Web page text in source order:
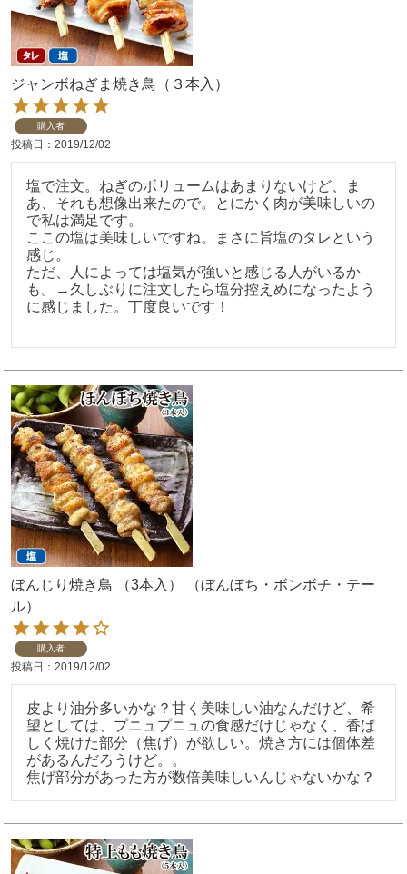
ジャンボねぎま焼き鳥（３本入）
購入者
投稿日 2019/12/02
塩で注文。ねぎのボリュームはあまりないけど、ま
あ、それも想像出来たので。とにかく肉が美味しいの
で私は満足です。
ここの塩は美味しいですね。まさに旨塩のタレという
感じ。
ただ、人によっては塩気が強いと感じる人がいるか
も。→久しぶりに注文したら塩分控えめになったよう
に感じました。丁度良いです！
ぼんじり焼き鳥 （3本入） （ぼんぼち・ボンボチ・テー
ル）
購入者
投稿日 2019/12/02
皮より油分多いかな？甘く美味しい油なんだけど、希
望としては、プニュプニュの食感だけじゃなく、香ば
しく焼けた部分（焦げ）が欲しい。焼き方には個体差
があるんだろうけど。。